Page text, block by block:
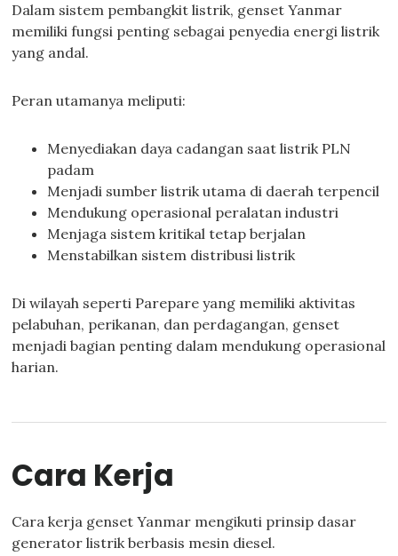
Dalam sistem pembangkit listrik, genset Yanmar
memiliki fungsi penting sebagai penyedia energi listrik
yang andal.
Peran utamanya meliputi:
Menyediakan daya cadangan saat listrik PLN
padam
Menjadi sumber listrik utama di daerah terpencil
Mendukung operasional peralatan industri
Menjaga sistem kritikal tetap berjalan
Menstabilkan sistem distribusi listrik
Di wilayah seperti Parepare yang memiliki aktivitas
pelabuhan, perikanan, dan perdagangan, genset
menjadi bagian penting dalam mendukung operasional
harian.
Cara Kerja
Cara kerja genset Yanmar mengikuti prinsip dasar
generator listrik berbasis mesin diesel.